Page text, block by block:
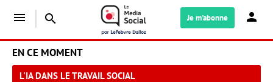
menu search Je m'abonne
EN CE MOMENT
L'IA DANS LE TRAVAIL SOCIAL